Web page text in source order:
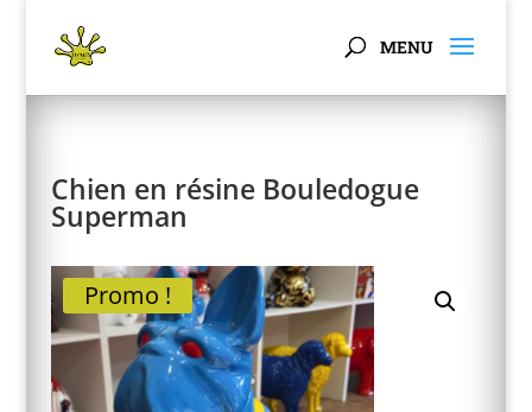
Chien en résine Bouledogue
Superman
Promo !